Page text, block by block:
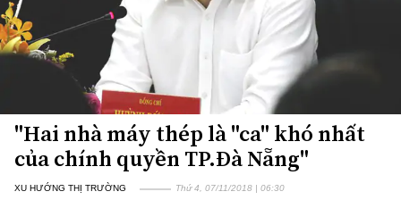
"Hai nhà máy thép là "ca" khó nhất
của chính quyền TP.Đà Nẵng"
XU HƯỚNG THỊ TRƯỜNG Thứ 4, 07/11/2018 | 06:30